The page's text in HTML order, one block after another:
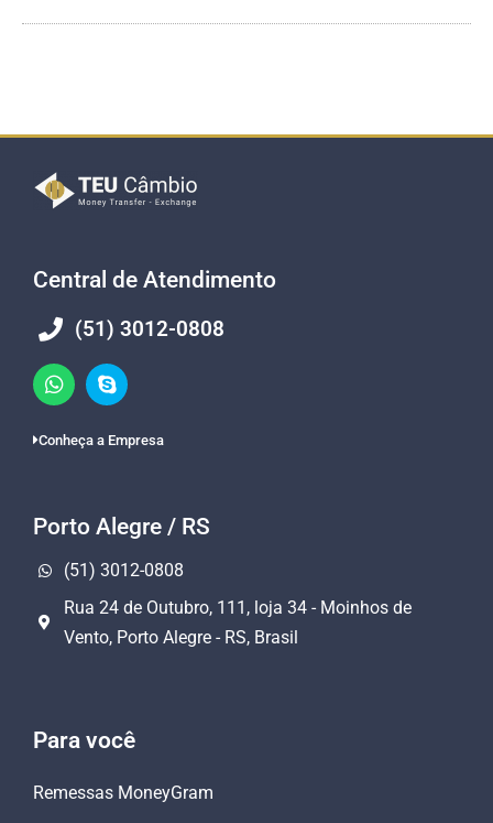
Central de Atendimento
(51) 3012-0808
Conheça a Empresa
Porto Alegre / RS
(51) 3012-0808
Rua 24 de Outubro, 111, loja 34 - Moinhos de
Vento, Porto Alegre - RS, Brasil
Para você
Remessas MoneyGram